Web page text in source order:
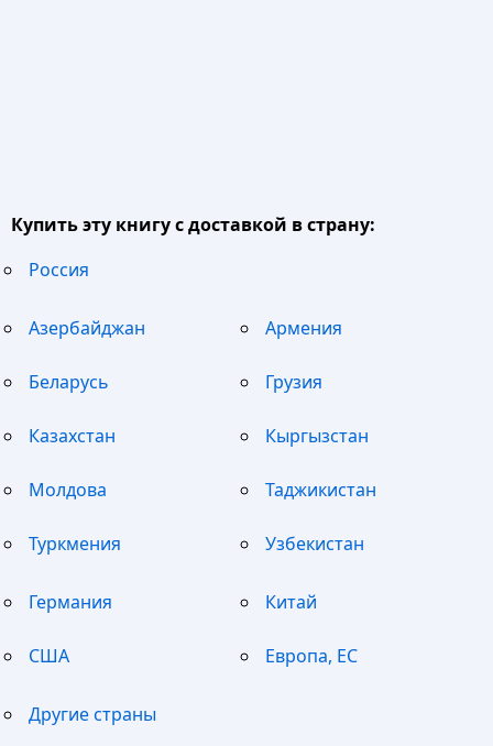
Купить эту книгу с доставкой в страну:
Россия
Азербайджан Армения
Беларусь Грузия
Казахстан Кыргызстан
Молдова Таджикистан
Туркмения Узбекистан
Германия Китай
США Европа, ЕС
Другие страны